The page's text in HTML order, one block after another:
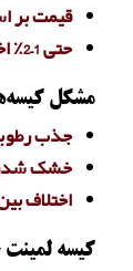
قیمت بر
حتی 1–2٪ اختلاف وزن = اختلاف مالی جدی
مشکل
جذب
خشک
اختلاف
کیسه